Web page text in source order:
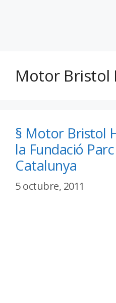
Motor Bristol
§ Motor Bristol
la Fundació
Catalunya
5 octubre, 2011